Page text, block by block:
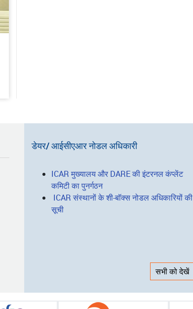
तक की सवेतन इंटर्नशिप और नौकरी के
डेयर/ आईसीएआर नोडल अधिकारी
ICAR मुख्यालय और DARE की इंटरनल कंप्लेंट
कमिटी का पुनर्गठन
ICAR संस्थानों के शी-बॉक्स नोडल अधिकारियों की
सूची
सभी को देखें